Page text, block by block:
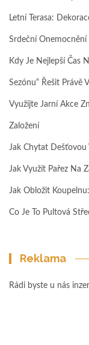
Letní Terasa:
Srdeční Onemocnění
Kdy Je Nejlepší Čas
Sezónu“ Řešit Právě
Využijte Jarní Akce
Založení
Jak Chytat Dešťovou
Jak Využít Pařez Na
Jak Obložit
Co Je To Pultová
Reklama
Rádi byste u nás